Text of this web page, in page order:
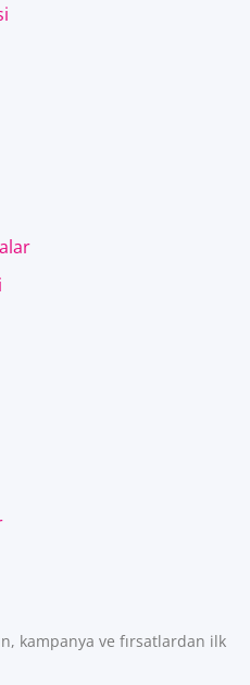
kampanya ve fırsatlardan ilk